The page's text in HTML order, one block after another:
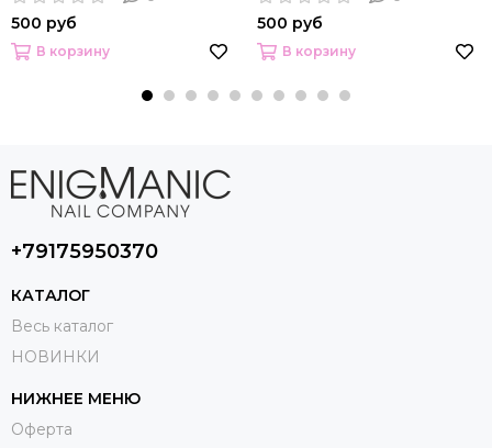
500 руб
В корзину
500 руб
В корзину
+79175950370
КАТАЛОГ
Весь каталог
НОВИНКИ
НИЖНЕЕ МЕНЮ
Оферта